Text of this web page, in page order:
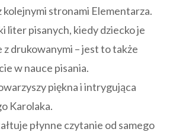
kolejnymi stronami Elementarza.
liter pisanych, kiedy dziecko je
z drukowanymi – jest to także
w nauce pisania.
piękna i intrygująca
Karolaka.
płynne czytanie od samego